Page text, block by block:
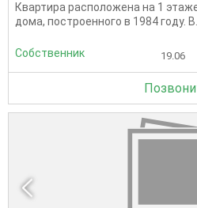
Квартира расположена на 1
дома, построенного в 1984 году. В...
Собственник 19.06